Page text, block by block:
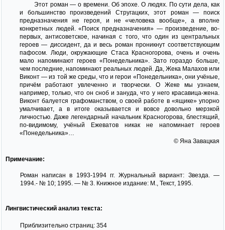
Этот роман — о времени. Об эпохе. О людях. По сути дела, как
и большинство произведений Стругацких, этот роман — поиск
предназначения не героя, и не «человека вообще», а вполне
конкретных людей. «Поиск предназначения» — произведение, во-
первых, антисоветское, начиная с того, что один из центральных
героев — диссидент, да и весь роман проникнут соответствующим
пафосом. Люди, окружающие Стаса Красногорова, очень и очень
мало напоминают героев «Понедельника». Зато гораздо больше,
чем последние, напоминают реальных людей. Да, Жека Малахов или
Виконт — из той же среды, что и герои «Понедельника», они учёные,
причём работают увлеченно и творчески. О Жеке мы узнаем,
например, только, что он сноб и зануда, что у него красавица-жена.
Виконт балуется графоманством, о своей работе в «ящике» упорно
умалчивает, а в итоге оказывается и вовсе довольно мерзкой
личностью. Даже легендарный начальник Красногорова, блестящий,
по-видимому, учёный Ежеватов никак не напоминает героев
«Понедельника»…
© Яна Завацкая
Примечание:
Роман написан в 1993-1994 гг. Журнальный вариант: Звезда. —
1994.- № 10; 1995. — № 3. Книжное издание: М., Текст, 1995.
Лингвистический анализ текста:
Приблизительно страниц: 354